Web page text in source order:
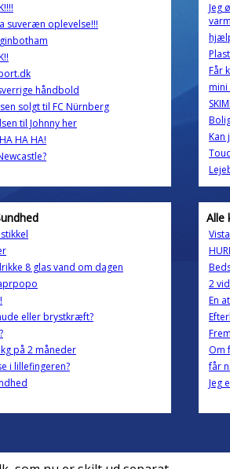
suveræn oplevelse!!!
håndbold
solgt til FC Nürnberg
til Johnny her
HA HA!
Jeg
Får
mini
Kan
8 glas vand om dagen
eller brystkræft?
på 2 måneder
i lillefingeren?
Alle
2
En
Om
får
Jeg